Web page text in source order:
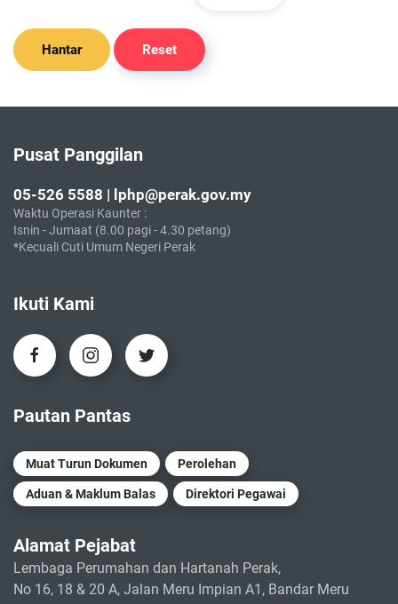
Hantar Reset
Pusat Panggilan
05-526 5588 | lphp@perak.gov.my
Waktu Operasi Kaunter :
Isnin - Jumaat (8.00 pagi - 4.30 petang)
*Kecuali Cuti Umum Negeri Perak
Ikuti Kami
Pautan Pantas
Muat Turun Dokumen Perolehan
Aduan & Maklum Balas Direktori Pegawai
Alamat Pejabat
Lembaga Perumahan dan Hartanah Perak,
No 16, 18 & 20 A, Jalan Meru Impian A1, Bandar Meru